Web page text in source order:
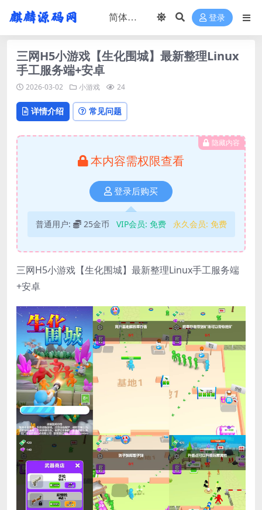
登录
三网H5小游戏【生化围城】最新整理Linux
手工服务端+安卓
2026-03-02 小游戏 24
详情介绍 常见问题
隐藏内容
本内容需权限查看
登录后购买
普通用户: 25金币 VIP会员: 免费 永久会员: 免费
三网H5小游戏【生化围城】最新整理Linux手工服务端
+安卓